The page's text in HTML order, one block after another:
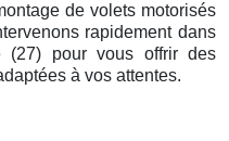
de volets motorisés
rapidement dans
(27) pour vous offrir des
à vos attentes.